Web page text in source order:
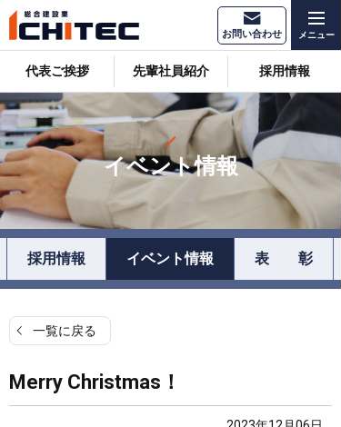
お問い合わせ
代表ご挨拶 先輩社員紹介 採用情報
イベント情報
採用情報 イベント情報 表 彰
一覧に戻る
Merry Christmas！